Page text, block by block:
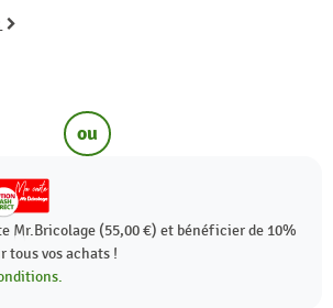
ou
Mr.Bricolage (55,00 €) et bénéficier de 10%
tous vos achats !